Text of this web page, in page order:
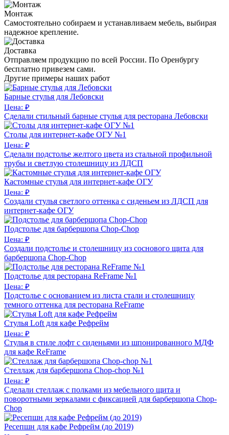
Монтаж
Самостоятельно собираем и устанавливаем мебель, выбирая
надежное крепление.
Доставка
Отправляем продукцию по всей России. По Оренбургу
бесплатно привезем сами.
Другие примеры наших работ
Барные стулья для Лебовски
Цена: ₽
Сделали стильный барные стулья для ресторана Лебовски
Столы для интернет-кафе ОГУ №1
Цена: ₽
Сделали подстолье желтого цвета из стальной профильной
трубы и светлую столешницу из ЛДСП
Кастомные стулья для интернет-кафе ОГУ
Цена: ₽
Создали стулья светлого оттенка с сиденьем из ЛДСП для
интернет-кафе ОГУ
Подстолье для барбершопа Chop-Chop
Цена: ₽
Создали подстолье и столешницу из соснового щита для
барбершопа Chop-Chop
Подстолье для ресторана ReFrame №1
Цена: ₽
Подстолье с основанием из листа стали и столешницу
темного оттенка для ресторана ReFrame
Стулья Loft для кафе Рефрейм
Цена: ₽
Cтулья в стиле лофт с сиденьями из шпонированного МДФ
для кафе ReFrame
Стеллаж для барбершопа Chop-chop №1
Цена: ₽
Сделали стеллаж с полками из мебельного щита и
поворотными зеркалами с фиксацией для барбершопа Chop-
Chop
Ресепшн для кафе Рефрейм (до 2019)